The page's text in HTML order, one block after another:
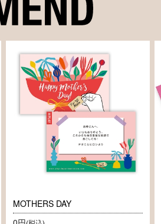
MOTHERS DAY